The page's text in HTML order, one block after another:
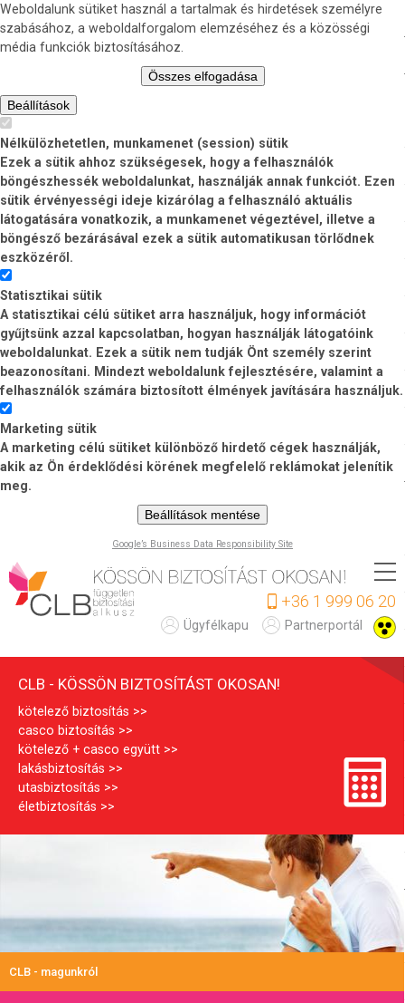
Weboldalunk sütiket használ a tartalmak és hirdetések személyre
szabásához, a weboldalforgalom elemzéséhez és a közösségi
média funkciók biztosításához.
Összes elfogadása
Beállítások
Nélkülözhetetlen, munkamenet (session) sütik
Ezek a sütik ahhoz szükségesek, hogy a felhasználók
böngészhessék weboldalunkat, használják annak funkciót. Ezen
sütik érvényességi ideje kizárólag a felhasználó aktuális
látogatására vonatkozik, a munkamenet végeztével, illetve a
böngésző bezárásával ezek a sütik automatikusan törlődnek
eszközéről.
Statisztikai sütik
A statisztikai célú sütiket arra használjuk, hogy információt
gyűjtsünk azzal kapcsolatban, hogyan használják látogatóink
weboldalunkat. Ezek a sütik nem tudják Önt személy szerint
beazonosítani. Mindezt weboldalunk fejlesztésére, valamint a
felhasználók számára biztosított élmények javítására használjuk.
Marketing sütik
A marketing célú sütiket különböző hirdető cégek használják,
akik az Ön érdeklődési körének megfelelő reklámokat jelenítik
meg.
Beállítások mentése
Google’s Business Data Responsibility Site
Ugrás
a
tartalomra
L
B
+36 1 999 06 20
Partnerportál
Ügyfélkapu
CLB - KÖSSÖN BIZTOSÍTÁST OKOSAN!
kötelező biztosítás
casco biztosítás
kötelező + casco együtt
lakásbiztosítás
utasbiztosítás
életbiztosítás
CLB - magunkról